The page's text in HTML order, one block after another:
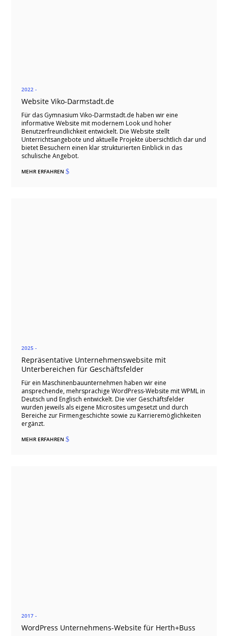
2022 -
Website Viko-Darmstadt.de
Für das Gymnasium Viko-Darmstadt.de haben wir eine
informative Website mit modernem Look und hoher
Benutzerfreundlichkeit entwickelt. Die Website stellt
Unterrichtsangebote und aktuelle Projekte übersichtlich dar und
bietet Besuchern einen klar strukturierten Einblick in das
schulische Angebot.
MEHR ERFAHREN$
2025 -
Repräsentative Unternehmenswebsite mit
Unterbereichen für Geschäftsfelder
Für ein Maschinenbauunternehmen haben wir eine
ansprechende, mehrsprachige WordPress-Website mit WPML in
Deutsch und Englisch entwickelt. Die vier Geschäftsfelder
wurden jeweils als eigene Microsites umgesetzt und durch
Bereiche zur Firmengeschichte sowie zu Karrieremöglichkeiten
ergänzt.
MEHR ERFAHREN$
2017 -
WordPress Unternehmens-Website für Herth+Buss